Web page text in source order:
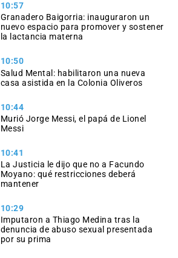
10:57
Granadero Baigorria: inauguraron un
nuevo espacio para promover y sostener
la lactancia materna
10:50
Salud Mental: habilitaron una nueva
casa asistida en la Colonia Oliveros
10:44
Murió Jorge Messi, el papá de Lionel
Messi
10:41
La Justicia le dijo que no a Facundo
Moyano: qué restricciones deberá
mantener
10:29
Imputaron a Thiago Medina tras la
denuncia de abuso sexual presentada
por su prima